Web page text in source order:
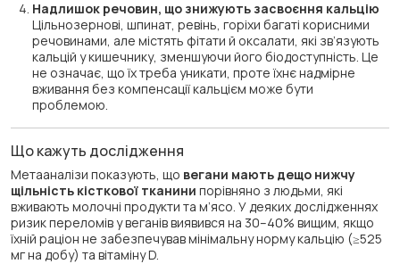
Надлишок речовин, що знижують засвоєння кальцію
Цільнозернові, шпинат, ревінь, горіхи багаті корисними
речовинами, але містять фітати й оксалати, які зв’язують
кальцій у кишечнику, зменшуючи його біодоступність. Це
не означає, що їх треба уникати, проте їхнє надмірне
вживання без компенсації кальцієм може бути
проблемою.
Що кажуть дослідження
Метааналізи показують, що вегани мають дещо нижчу
щільність кісткової тканини порівняно з людьми, які
вживають молочні продукти та м’ясо. У деяких дослідженнях
ризик переломів у веганів виявився на 30–40% вищим, якщо
їхній раціон не забезпечував мінімальну норму кальцію (≥525
мг на добу) та вітаміну D.